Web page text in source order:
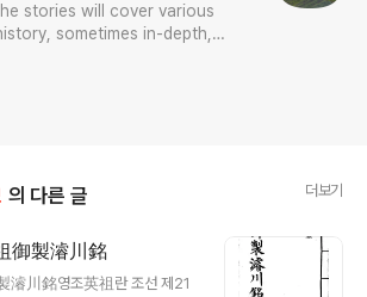
stories will cover various
sometimes in-depth,
any common sense or
의 다른 글 더보기
御製濬川銘
濬川銘영조英祖란 조선 제21